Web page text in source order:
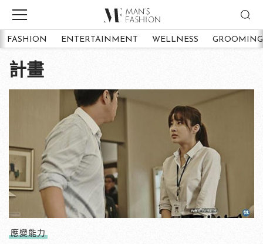
FASHION ENTERTAINMENT WELLNESS GROOMING
計畫
應變能力